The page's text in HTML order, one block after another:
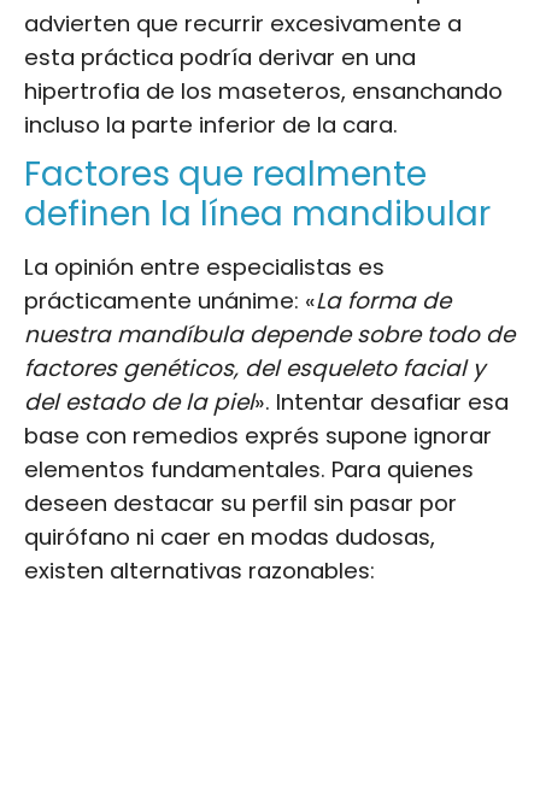
advierten que recurrir excesivamente a
esta práctica podría derivar en una
hipertrofia de los maseteros, ensanchando
incluso la parte inferior de la cara.
Factores que realmente
definen la línea mandibular
La opinión entre especialistas es
prácticamente unánime: «La forma de
nuestra mandíbula depende sobre todo de
factores genéticos, del esqueleto facial y
del estado de la piel». Intentar desafiar esa
base con remedios exprés supone ignorar
elementos fundamentales. Para quienes
deseen destacar su perfil sin pasar por
quirófano ni caer en modas dudosas,
existen alternativas razonables: